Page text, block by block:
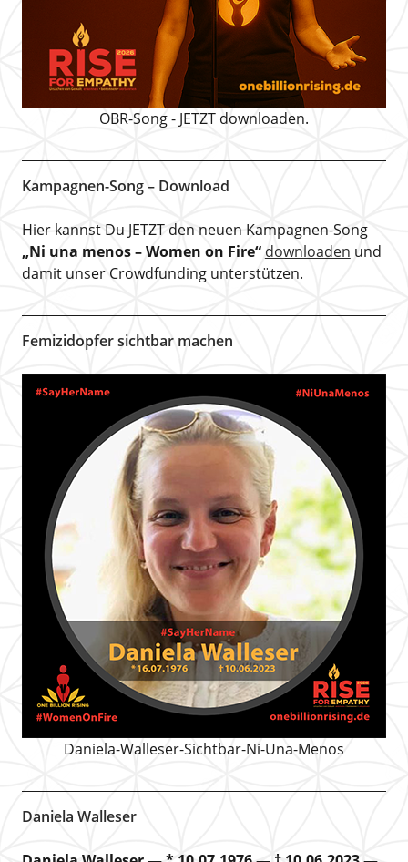
OBR-Song - JETZT downloaden.
Kampagnen-Song – Download
Hier kannst Du JETZT den neuen Kampagnen-Song
„Ni una menos – Women on Fire“downloaden und
damit unser Crowdfunding unterstützen.
Femizidopfer sichtbar machen
Daniela-Walleser-Sichtbar-Ni-Una-Menos
Daniela Walleser